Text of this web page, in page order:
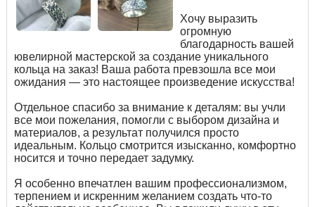
Хочу выразить
огромную
благодарность вашей
ювелирной мастерской за создание уникального
кольца на заказ! Ваша работа превзошла все мои
ожидания — это настоящее произведение искусства!
Отдельное спасибо за внимание к деталям: вы учли
все мои пожелания, помогли с выбором дизайна и
материалов, а результат получился просто
идеальным. Кольцо смотрится изысканно, комфортно
носится и точно передает задумку.
Я особенно впечатлен вашим профессионализмом,
терпением и искренним желанием создать что-то